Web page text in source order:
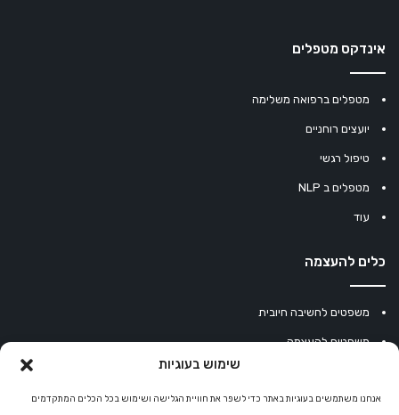
שימוש בעוגיות
אנחנו משתמשים בעוגיות באתר כדי לשפר את חוויית הגלישה ושימוש בכל הכלים המתקדמים
אינדקס מטפלים
מטפלים ברפואה משלימה
יועצים רוחניים
טיפול רגשי
מטפלים ב NLP
עוד
כלים להעצמה
משפטים לחשיבה חיובית
משפטים להעצמה
מחשבון נומרולוגיה